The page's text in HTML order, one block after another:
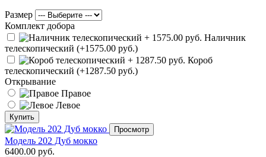
Размер
Комплект добора
Наличник
телескопический (+1575.00 руб.)
Короб
телескопический (+1287.50 руб.)
Открывание
Правое
Левое
Купить
Просмотр
Модель 202 Дуб мокко
6400.00 руб.